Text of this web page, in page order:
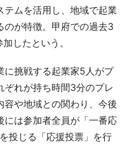
ムを活用し、地域で起業
のが特徴。甲府での過去3
したという。
挑戦する起業家5人がプ
ぞれが持ち時間3分のプレ
容や地域との関わり、今後
には参加者全員が「一番応
投じる「応援投票」を行